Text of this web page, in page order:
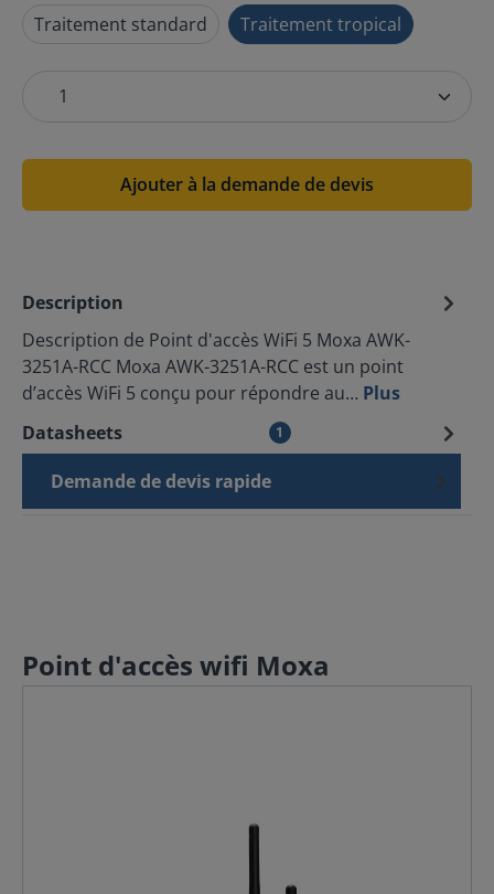
Traitement standard
Traitement tropical
Ajouter à la demande de devis
Description
Description de Point d'accès WiFi 5 Moxa AWK-
3251A-RCC Moxa AWK-3251A-RCC est un point
d’accès WiFi 5 conçu pour répondre au… Plus
Datasheets
1
Demande de devis rapide
Point d'accès wifi Moxa